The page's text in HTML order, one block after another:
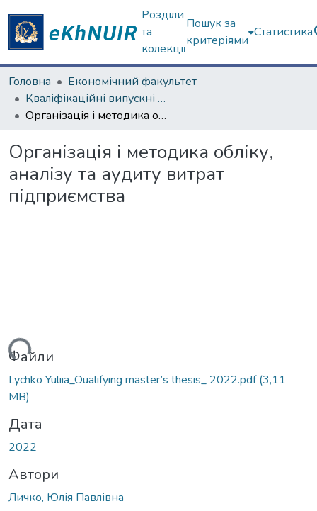
Розділи
та
колекції
Пошук за
критеріями
Статистика
Головна
Економічний факультет
Кваліфікаційні випускні роботи магістрів. Економічний факультет
Організація і методика обліку, аналізу та аудиту витрат підприємства
Організація і методика обліку,
аналізу та аудиту витрат
підприємства
Файли
Lychko Yuliia_Oualifying master’s thesis_ 2022.pdf(3,11
MB)
Дата
2022
Автори
Личко, Юлія Павлівна